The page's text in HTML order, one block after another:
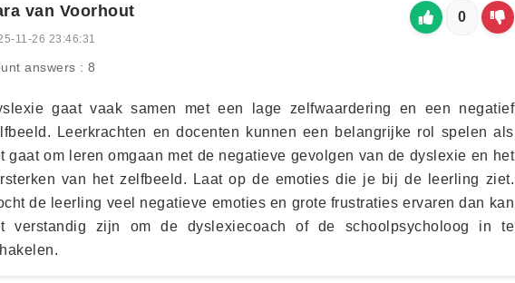
van Voorhout
11-26 23:46:31
answers : 8
0
gaat vaak samen met een lage zelfwaardering en een negatief
Leerkrachten en docenten kunnen een belangrijke rol spelen als
gaat om leren omgaan met de negatieve gevolgen van de dyslexie en het
van het zelfbeeld. Laat op de emoties die je bij de leerling ziet.
de leerling veel negatieve emoties en grote frustraties ervaren dan kan
verstandig zijn om de dyslexiecoach of de schoolpsycholoog in te